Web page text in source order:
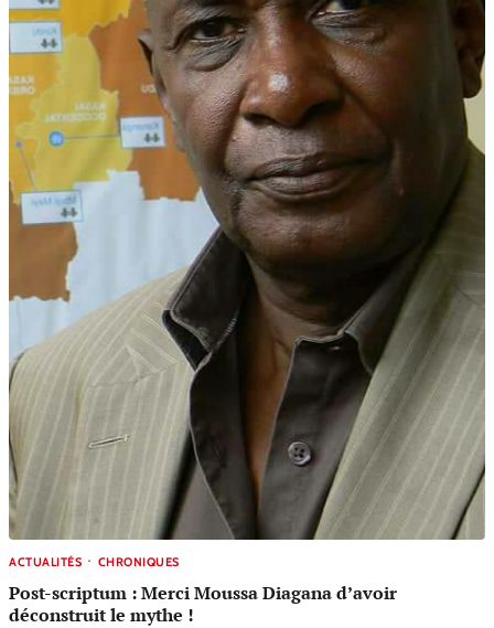
ACTUALITÉS CHRONIQUES
Post-scriptum : Merci Moussa Diagana d’avoir
déconstruit le mythe !